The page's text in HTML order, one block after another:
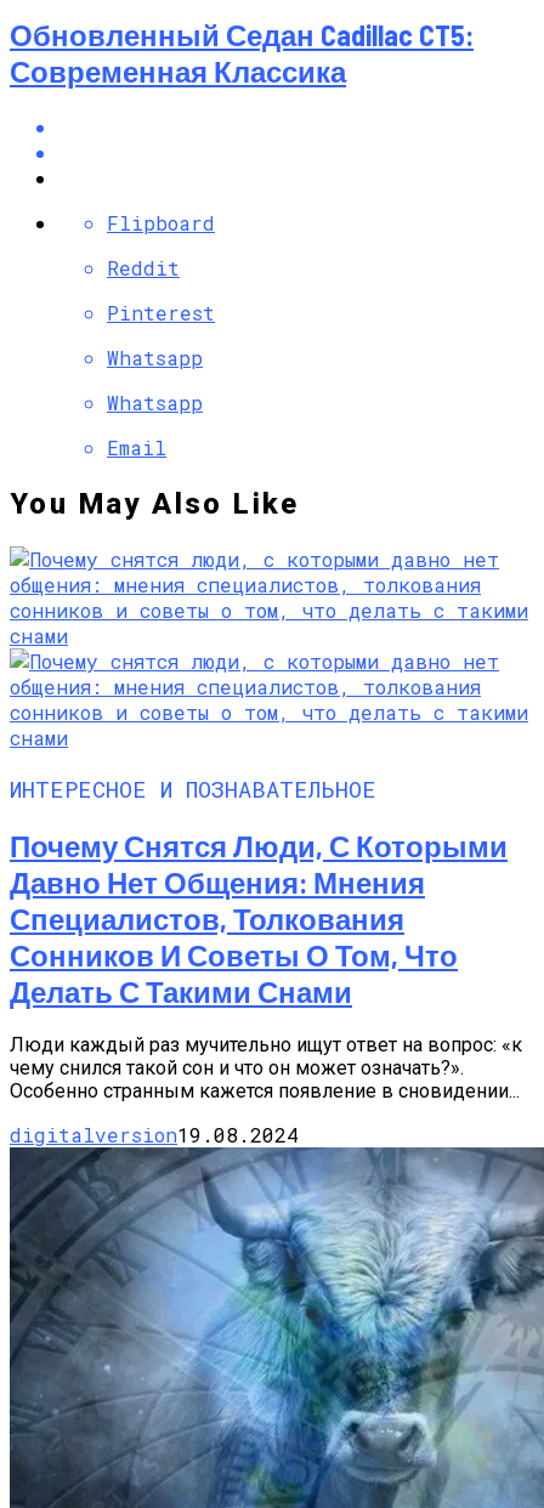
Обновленный Седан Cadillac CT5:
Современная Классика
Flipboard
Reddit
Pinterest
Whatsapp
Whatsapp
Email
You May Also Like
ИНТЕРЕСНОЕ И ПОЗНАВАТЕЛЬНОЕ
Почему Снятся Люди, С Которыми
Давно Нет Общения: Мнения
Специалистов, Толкования
Сонников И Советы О Том, Что
Делать С Такими Снами
Люди каждый раз мучительно ищут ответ на вопрос: «к
чему снился такой сон и что он может означать?».
Особенно странным кажется появление в сновидении...
digitalversion19.08.2024